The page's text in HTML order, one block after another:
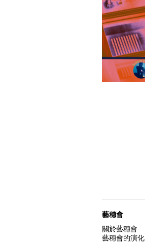
藝穗會
關於藝穗會
藝穗會的演化